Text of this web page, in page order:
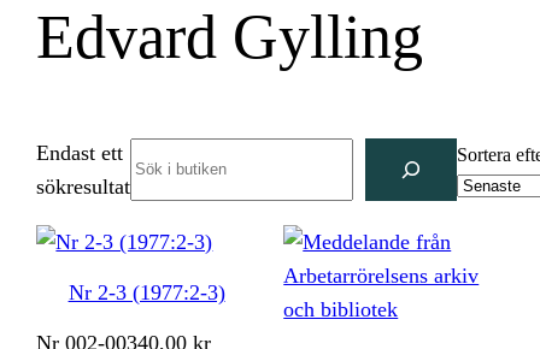
Edvard Gylling
Endast ett
sökresultat
Sortera
Nr 2-3 (1977:2-3)
Nr 002-00340,00kr